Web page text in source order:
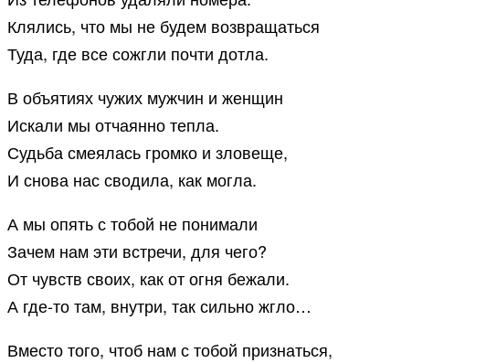
Клялись, что мы не будем возвращаться
Туда, где все сожгли почти дотла.
В объятиях чужих мужчин и женщин
Искали мы отчаянно тепла.
Судьба смеялась громко и зловеще,
И снова нас сводила, как могла.
А мы опять с тобой не понимали
Зачем нам эти встречи, для чего?
От чувств своих, как от огня бежали.
А где-то там, внутри, так сильно жгло…
Вместо того, чтоб нам с тобой признаться,